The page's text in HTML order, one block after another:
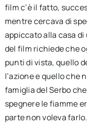
film c’è il fatto,
mentre cercava di
appiccato alla casa
del film richiede che
punti di vista, quello
l’azione e quello che
famiglia del Serbo
spegnere le fiamme
parte non voleva farlo.